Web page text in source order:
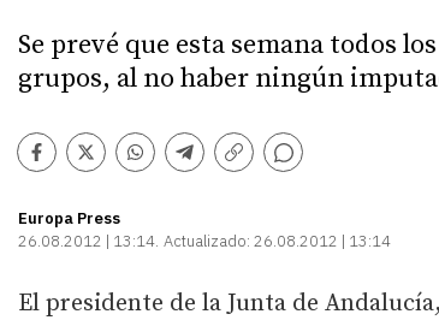
Se prevé que esta semana todos
grupos, al no haber ningún
Facebook
TwitterWhatsapp
Telegram
Copiar
Comentarios
Europa Press
26.08.2012 | 13:14 Actualizado: 26.08.2012 | 13:14
El presidente de la Junta de